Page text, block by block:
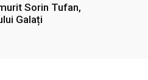
Sorin Tufan,
Galați